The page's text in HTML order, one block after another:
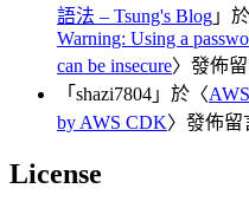
語法 – Tsung's Blog 」
Warning: Using a
can be insecure〉發佈
「 shazi7804 」於〈
by AWS CDK〉發佈留
License